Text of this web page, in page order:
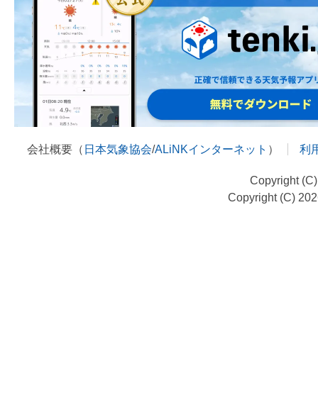
会社概要（ 日本気象協会/ALiNKインターネット ） 利
Copyright
Copyright (C)